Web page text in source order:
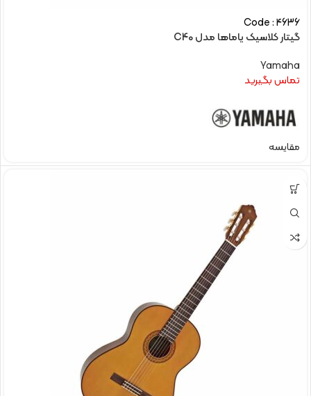
Code : 4636
گیتار کلاسیک یاماها مدل C40
Yamaha
تماس بگیرید
مقایسه